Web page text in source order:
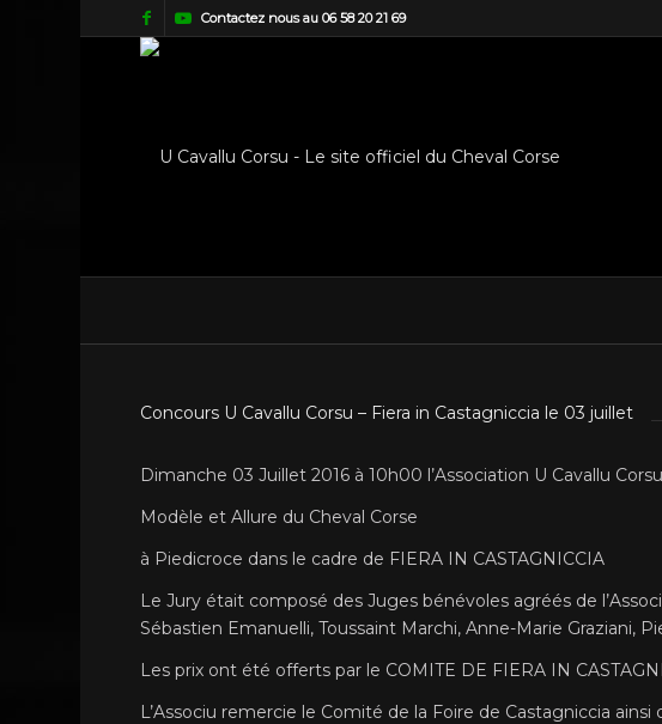
Contactez nous au 06 58 20 21 69
Concours U Cavallu Corsu – Fiera in Castagniccia le 03 juillet
Dimanche 03 Juillet 2016 à 10h00 l’Association U Cavallu
Modèle et Allure du Cheval Corse
à Piedicroce dans le cadre de FIERA IN CASTAGNICCIA
Le Jury était composé des Juges bénévoles agréés de
Sébastien Emanuelli, Toussaint Marchi, Anne-Marie Graziani,
Les prix ont été offerts par le COMITE DE FIERA IN
L’Associu remercie le Comité de la Foire de Castagniccia